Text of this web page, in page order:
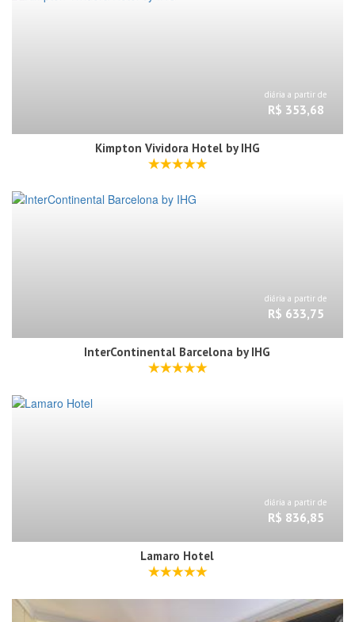
diária a partir de
R$ 353,68
Kimpton Vividora Hotel by IHG
diária a partir de
R$ 633,75
InterContinental Barcelona by IHG
diária a partir de
R$ 836,85
Lamaro Hotel